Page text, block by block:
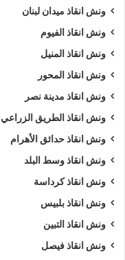
ونش انقاذ ميدان لبنان
ونش انقاذ الفيوم
ونش انقاذ المنيل
ونش انقاذ المحور
ونش انقاذ مدينة نصر
ونش انقاذ الطريق الزراعي
ونش انقاذ حدائق الأهرام
ونش انقاذ وسط البلد
ونش انقاذ كرداسة
ونش انقاذ بلبيس
ونش انقاذ التبين
ونش انقاذ فيصل